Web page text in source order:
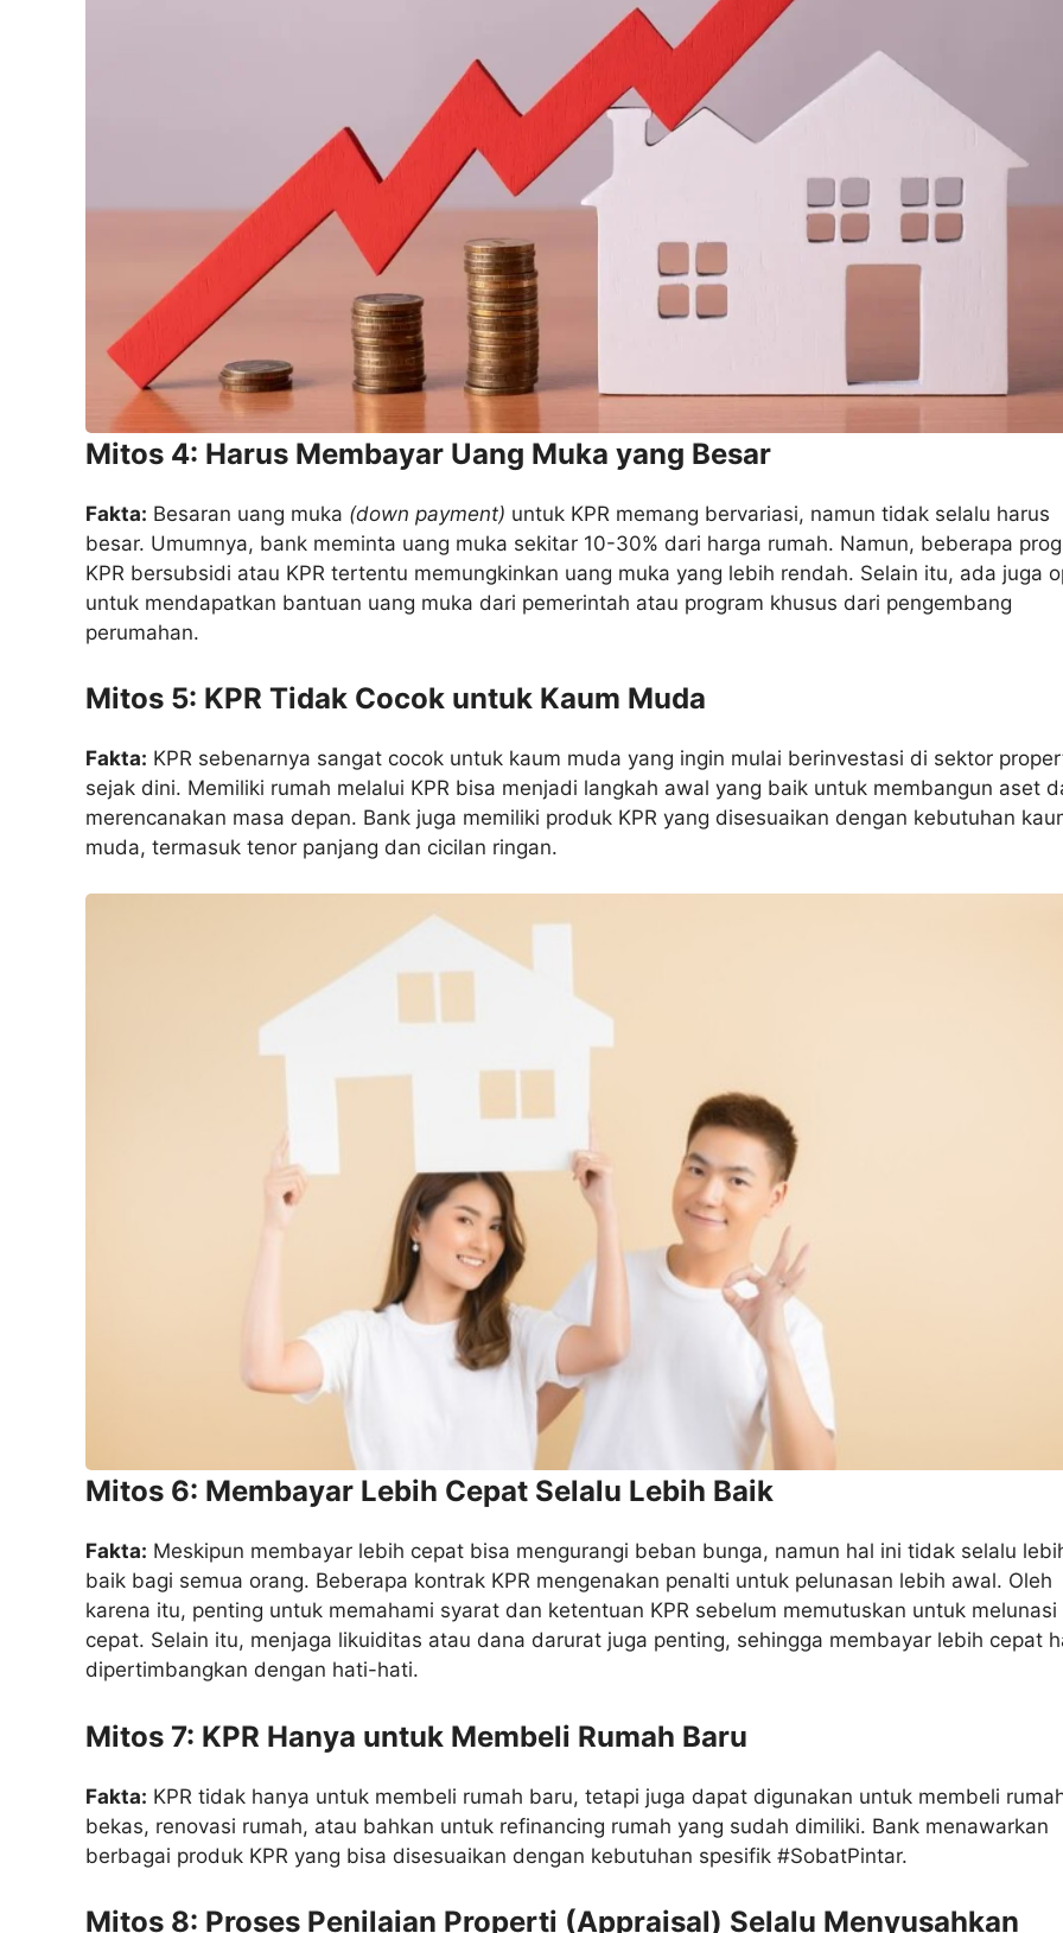
Mitos 4: Harus Membayar Uang Muka yang Besar
Fakta: Besaran uang muka (down payment) untuk KPR memang bervariasi, namun tidak selalu harus
besar. Umumnya, bank meminta uang muka sekitar 10-30% dari harga rumah. Namun, beberapa
KPR bersubsidi atau KPR tertentu memungkinkan uang muka yang lebih rendah. Selain itu, ada juga
untuk mendapatkan bantuan uang muka dari pemerintah atau program khusus dari pengembang
perumahan.
Mitos 5: KPR Tidak Cocok untuk Kaum Muda
Fakta: KPR sebenarnya sangat cocok untuk kaum muda yang ingin mulai berinvestasi di sektor
sejak dini. Memiliki rumah melalui KPR bisa menjadi langkah awal yang baik untuk membangun aset
merencanakan masa depan. Bank juga memiliki produk KPR yang disesuaikan dengan kebutuhan
muda, termasuk tenor panjang dan cicilan ringan.
Mitos 6: Membayar Lebih Cepat Selalu Lebih Baik
Fakta: Meskipun membayar lebih cepat bisa mengurangi beban bunga, namun hal ini tidak selalu
baik bagi semua orang. Beberapa kontrak KPR mengenakan penalti untuk pelunasan lebih awal. Oleh
karena itu, penting untuk memahami syarat dan ketentuan KPR sebelum memutuskan untuk melunasi
cepat. Selain itu, menjaga likuiditas atau dana darurat juga penting, sehingga membayar lebih cepat
dipertimbangkan dengan hati-hati.
Mitos 7: KPR Hanya untuk Membeli Rumah Baru
Fakta: KPR tidak hanya untuk membeli rumah baru, tetapi juga dapat digunakan untuk membeli
bekas, renovasi rumah, atau bahkan untuk refinancing rumah yang sudah dimiliki. Bank menawarkan
berbagai produk KPR yang bisa disesuaikan dengan kebutuhan spesifik #SobatPintar.
Mitos 8: Proses Penilaian Properti (Appraisal) Selalu Menyusahkan